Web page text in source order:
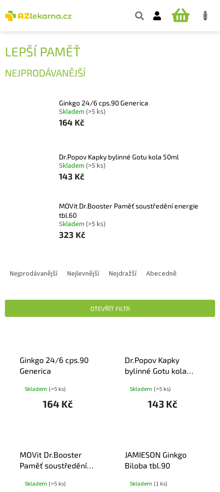
na
obsah
NÁKUPNÍ
LEPŠÍ PAMĚŤ
NEJPRODÁVANĚJŠÍ
Ginkgo 24/6 cps.90 Generica
Skladem (>5 ks)
164 Kč
Dr.Popov Kapky bylinné Gotu kola 50ml
Skladem (>5 ks)
143 Kč
MOVit Dr.Booster Paměť soustředění energie
tbl.60
Skladem (>5 ks)
323 Kč
A
Í
Nejprodávanější Nejlevnější Nejdražší Abecedně
OTEVŘÍT FILTR
Ginkgo 24/6 cps.90
Generica
Skladem (>5 ks)
164 Kč
Dr.Popov Kapky
bylinné Gotu kola
Skladem (>5 ks)
143 Kč
MOVit Dr.Booster
Paměť soustředění
Skladem (>5 ks)
JAMIESON Ginkgo
Biloba tbl.90
Skladem (1 ks)